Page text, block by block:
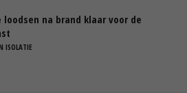
loodsen na brand klaar voor de
ISOLATIE